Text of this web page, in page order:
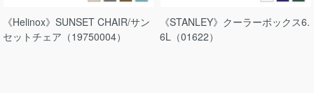
《Helinox》SUNSET CHAIR/サン
セットチェア（19750004）
《STANLEY》クーラーボックス6.
6L（01622）